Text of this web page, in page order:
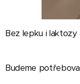
Bez lepku i
Budeme